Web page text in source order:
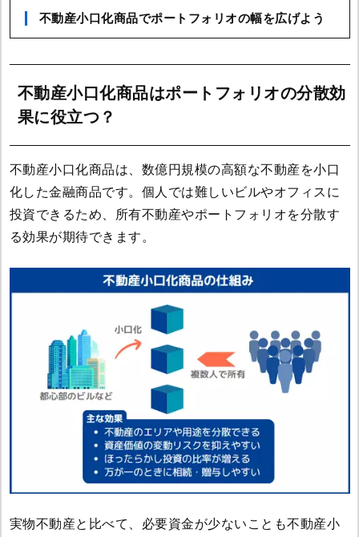
不動産小口化商品でポートフォリオの幅を広げよう
不動産小口化商品はポートフォリオの分散効
果に役立つ？
不動産小口化商品は、数億円規模の高額な不動産を小口
化した金融商品です。個人では難しいビルやオフィスに
投資できるため、所有不動産やポートフォリオを分散す
る効果が期待できます。
実物不動産と比べて、必要資金が少ないことも不動産小